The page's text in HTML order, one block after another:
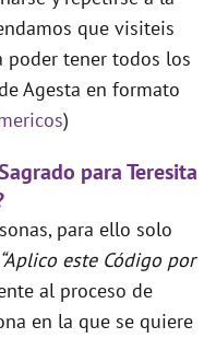
que visiteis
poder tener todos los
Agesta en formato
)
para Teresita
para ello solo
“Aplico este Código por
al proceso de
en la que se quiere